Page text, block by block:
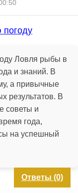
Ловля рыбы в
и знаний. В
а привычные
результатов. В
советы и
года,
на успешный
Ответы (0)